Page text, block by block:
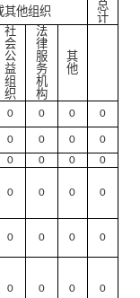
其他组织
总
计
社
会
公
益
组
织
法
律
服
务
机
构
其
他
0 0 0 0
0 0 0 0
0 0 0 0
0 0 0 0
0 0 0 0
0 0 0 0